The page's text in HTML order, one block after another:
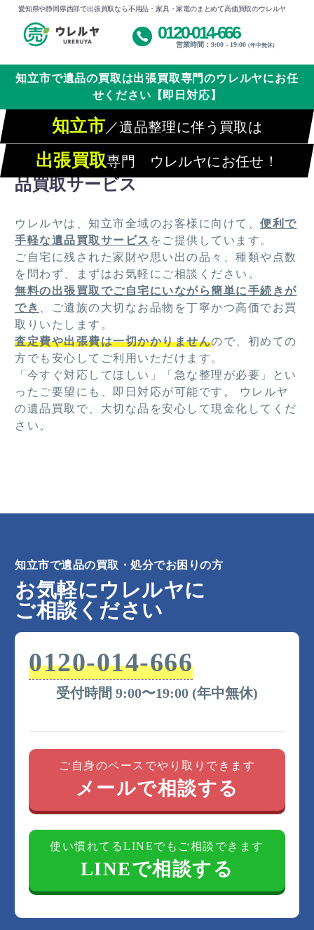
愛知県や静岡県西部で出張買取なら不用品・家具・家電のまとめて高価買取のウレルヤ
0120-014-666
営業時間：9:00 - 19:00 (年中無休)
知立市で遺品の買取は出張買取専門のウレルヤにお任
せください【即日対応】
知立市／遺品整理に伴う買取は
出張買取専門 ウレルヤにお任せ！
想い出を大切に、知立市で安心の遺
品買取サービス
ウレルヤは、知立市全域のお客様に向けて、 便利で
手軽な遺品買取サービス をご提供しています。
ご自宅に残された家財や思い出の品々、種類や点数
を問わず、まずはお気軽にご相談ください。
無料の出張買取でご自宅にいながら簡単に手続きが
でき
、ご遺族の大切なお品物を丁寧かつ高価でお買
取りいたします。
査定費や出張費は一切かかりませんので、初めての
方でも安心してご利用いただけます。
「今すぐ対応してほしい」「急な整理が必要」とい
ったご要望にも、即日対応が可能です。 ウレルヤ
の遺品買取で、大切な品を安心して現金化してくだ
さい。
知立市で遺品の買取・処分でお困りの方
お気軽にウレルヤに
ご相談ください
0120-014-666
受付時間 9:00〜19:00 (年中無休)
ご自身のペースでやり取りできます
メールで相談する
使い慣れてるLINEでもご相談できます
LINEで相談する